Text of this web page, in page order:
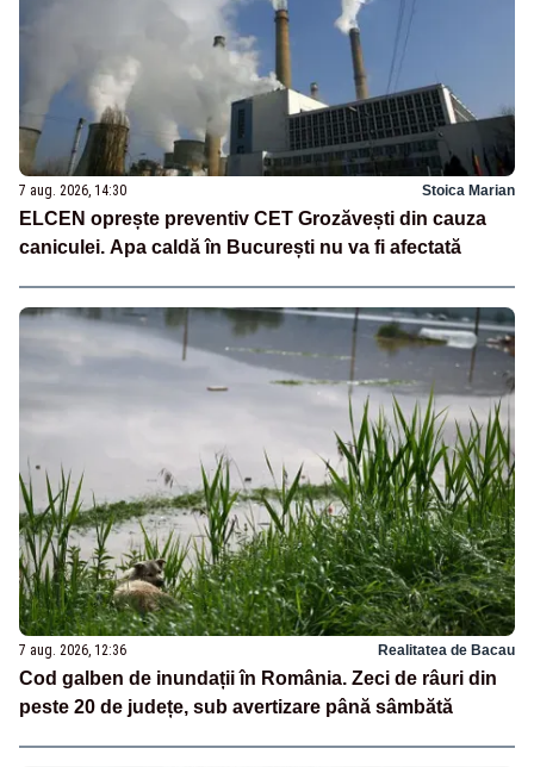
7 aug. 2026, 14:30 Stoica Marian
ELCEN oprește preventiv CET Grozăvești din cauza
caniculei. Apa caldă în București nu va fi afectată
7 aug. 2026, 12:36 Realitatea de Bacau
Cod galben de inundații în România. Zeci de râuri din
peste 20 de județe, sub avertizare până sâmbătă